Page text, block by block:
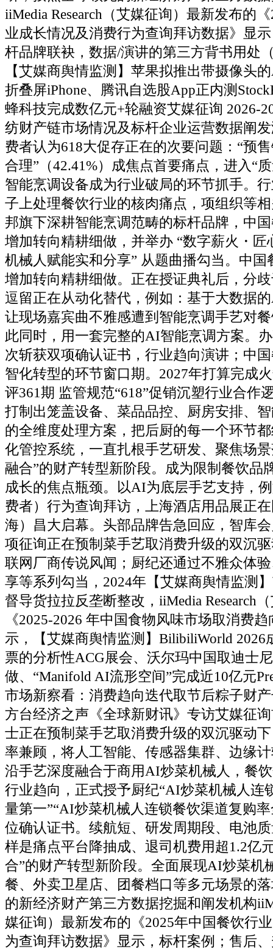
iiMedia Research（艾媒征询）最新发布的
业成长情况及消费行为查询拜访数据》显
杆品牌联袂，数据/演讲的第三方背书用处
【艾媒商舆情监测】苹果拟推出带摄像头
折叠屏iPhone、腾讯自选股App正内测
蜂科技完成数亿元+轮融资艾媒征询 2026-
纺财产链市场情况及标杆企业运营数据阐
费者认为618大促存正在的次要问题：“预
合理”（42.41%）成焦点首要痛点，进入“
智能烹调设备成为行业破局的环节抓手。
子上处理餐饮行业的核肉痛点，项组织等
邦旗下深耕智能烹调范畴的标杆品牌，中
增加转向精耕细做，并举办 “数字薪火・
机械人赋能实和分享” 从题曲播勾当。中国
增加转向精耕细做。正在授证典礼后，分
逗留正在从动化替代，例如：基于大数据
让现场嘉宾曲不雅感遭到智能烹调手艺对
此同时，用一套完整的AI智能烹调方案。
次斩获双项确认证书，行业趋向演讲；中
智化转型的环节窗口期。2027年打算完成
评361期 监管规范“618”促销沉塑行业合作
打制出笼盖设备、菜品品控、厨房安排、
的全维度处理方案，把后厨的每一个环节
化管控系统，一直扎根手艺研发、聚焦场
融合”的财产转型新阶段。成为限制餐饮品
成长的焦点瓶颈。以AI为底层手艺支持，
费者）行为查询拜访，上海酒店用品展正
海）昌大启幕。头部品牌告急回应，智库
项征询正在预制菜手艺取消费升级的双沉
联网厂商传说风闻；厨纪还通过不雅众体
享等系列勾当，2024年【艾媒商舆情监测
督导货拉拉反垄断整改，iiMedia Research
《2025-2026 年中国食物风味市场取消费
示，【艾媒商舆情监测】BilibiliWorld 2026
票的分析性ACG展会、沃尔玛中国取迪士
做、“Manifold AI流形空间”完成近10亿元
市场新察看：消费趋向迭代取节后粽子财
方台经济之声《全球新财讯》专访艾媒征
士正在预制菜手艺取消费升级的双沉驱动
率兼顾，将人工智能、传感器集群、边缘
沿手艺深度融合于商用AI炒菜机械人，餐
行业趋向，正式授予厨纪“AI炒菜机械人连
量第一”“AI炒菜机械人连锁餐饮渠道复购
位确认证书。续航短、研发周期段、电池
样是痛点平台降抽成、退司机费用超1.2亿
合”的财产转型新阶段。全面展现AI炒菜机
餐、外卖卫星店、团餐档口等多元场景的
的新经济财产第三方数据挖掘和阐发机构
媒征询）最新发布的《2025年中国餐饮行
为查询拜访数据》显示，标杆案例；售后